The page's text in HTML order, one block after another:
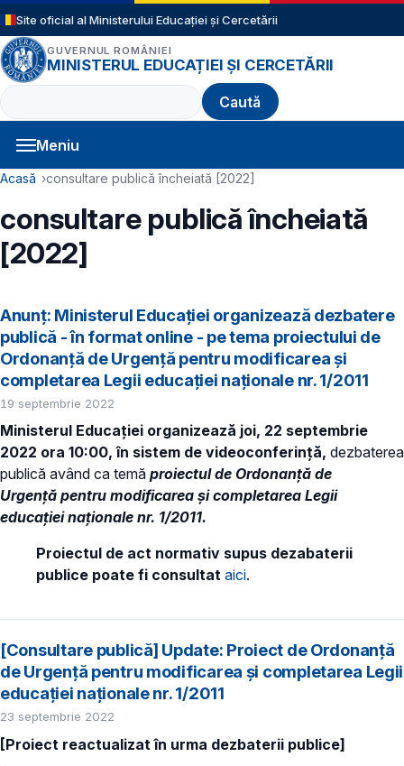
Sari la conținutul principal
Site oficial al Ministerului Educației și Cercetării
GUVERNUL ROMÂNIEI
MINISTERUL EDUCAȚIEI ȘI CERCETĂRII
Caută
Meniu
Navigație principală
Cale de navigare
Acasă consultare publică încheiată [2022]
consultare publică încheiată
[2022]
Anunț: Ministerul Educației organizează dezbatere
publică - în format online - pe tema proiectului de
Ordonanță de Urgență pentru modificarea și
completarea Legii educaţiei naţionale nr. 1/2011
19 septembrie 2022
Ministerul Educației organizează joi, 22 septembrie
2022 ora 10:00, în sistem de videoconferință, dezbaterea
publică având ca temă proiectul de Ordonanță de
Urgență pentru modificarea și completarea Legii
educaţiei naţionale nr. 1/2011.
Proiectul de act normativ supus dezabaterii
publice poate fi consultat aici.
[Consultare publică] Update: Proiect de Ordonanță
de Urgență pentru modificarea și completarea Legii
educaţiei naţionale nr. 1/2011
23 septembrie 2022
[Proiect reactualizat în urma dezbaterii publice]